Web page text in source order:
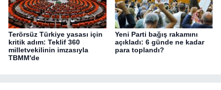
Terörsüz Türkiye yasası için
kritik adım: Teklif 360
milletvekilinin imzasıyla
TBMM'de
Yeni Parti bağış rakamını
açıkladı: 6 günde ne kadar
para toplandı?